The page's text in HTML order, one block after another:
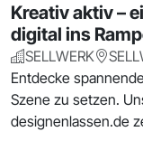
Kreativ aktiv –
digital ins
SELLWERK
Entdecke
Szene zu setzen.
designenlassen.de